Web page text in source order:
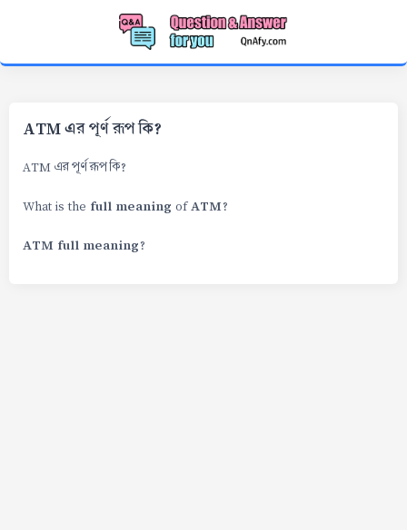
ATM এর পূর্ণ রূপ কি?
ATM এর পূর্ণ রূপ কি?
What is the full meaning ofATM?
ATM full meaning?